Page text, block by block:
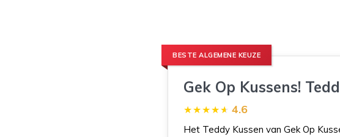
BESTE ALGEMENE KEUZE
Gek Op Kussens!
4.6
Het Teddy Kussen van Gek Op